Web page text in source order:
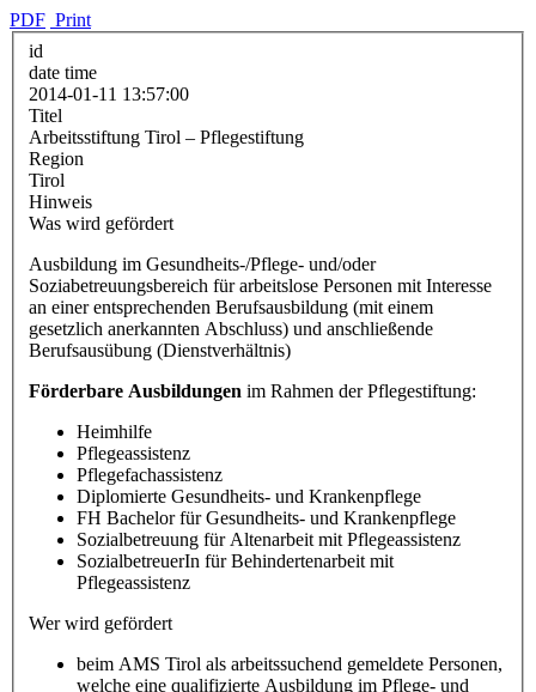
PDF Print
id
date time
2014-01-11 13:57:00
Titel
Arbeitsstiftung Tirol – Pflegestiftung
Region
Tirol
Hinweis
Was wird gefördert
Ausbildung im Gesundheits-/Pflege- und/oder
Soziabetreuungsbereich für arbeitslose Personen mit Interesse
an einer entsprechenden Berufsausbildung (mit einem
gesetzlich anerkannten Abschluss) und anschließende
Berufsausübung (Dienstverhältnis)
Förderbare Ausbildungen im Rahmen der Pflegestiftung:
Heimhilfe
Pflegeassistenz
Pflegefachassistenz
Diplomierte Gesundheits- und Krankenpflege
FH Bachelor für Gesundheits- und Krankenpflege
Sozialbetreuung für Altenarbeit mit Pflegeassistenz
SozialbetreuerIn für Behindertenarbeit mit
Pflegeassistenz
Wer wird gefördert
beim AMS Tirol als arbeitssuchend gemeldete Personen,
welche eine qualifizierte Ausbildung im Pflege- und